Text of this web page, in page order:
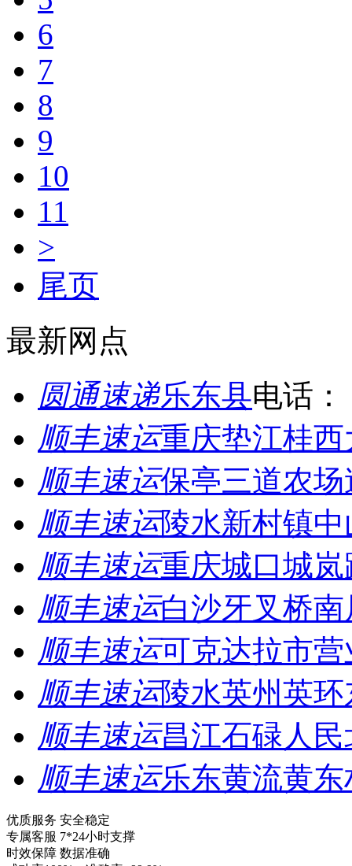
6
7
8
9
10
11
>
尾页
最新网点
圆通速递乐东县电话：
顺丰速运重庆垫江桂
顺丰速运保亭三道农
顺丰速运陵水新村镇
顺丰速运重庆城口城
顺丰速运白沙牙叉桥
顺丰速运可克达拉市营
顺丰速运陵水英州英
顺丰速运昌江石碌人
顺丰速运乐东黄流黄
优质服务 安全稳定
专属客服 7*24小时支撑
时效保障 数据准确